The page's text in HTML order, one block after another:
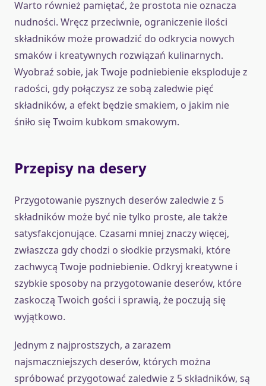
Warto również pamiętać, że prostota nie oznacza
nudności. Wręcz przeciwnie, ograniczenie ilości
składników może prowadzić do odkrycia nowych
smaków i kreatywnych rozwiązań kulinarnych.
Wyobraź sobie, jak Twoje podniebienie eksploduje z
radości, gdy połączysz ze sobą zaledwie pięć
składników, a efekt będzie smakiem, o jakim nie
śniło się Twoim kubkom smakowym.
Przepisy na desery
Przygotowanie pysznych deserów zaledwie z 5
składników może być nie tylko proste, ale także
satysfakcjonujące. Czasami mniej znaczy więcej,
zwłaszcza gdy chodzi o słodkie przysmaki, które
zachwycą Twoje podniebienie. Odkryj kreatywne i
szybkie sposoby na przygotowanie deserów, które
zaskoczą Twoich gości i sprawią, że poczują się
wyjątkowo.
Jednym z najprostszych, a zarazem
najsmaczniejszych deserów, których można
spróbować przygotować zaledwie z 5 składników, są